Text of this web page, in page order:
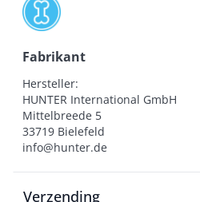
Fabrikant
Hersteller:
HUNTER International GmbH
Mittelbreede 5
33719 Bielefeld
info@hunter.de
Verzending